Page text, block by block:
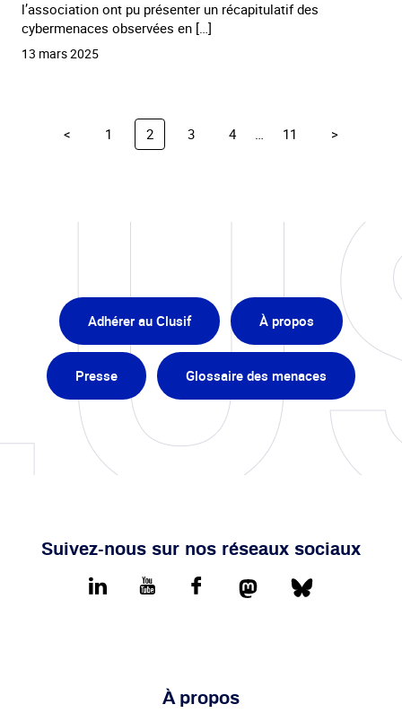
l’association ont pu présenter un récapitulatif des
cybermenaces observées en […]
13 mars 2025
< 1 2 3 4 11 >
Adhérer au Clusif À propos
Presse Glossaire des menaces
Suivez-nous sur nos réseaux sociaux
LinkedIn youtube FacebookMastodonBluesky
À propos